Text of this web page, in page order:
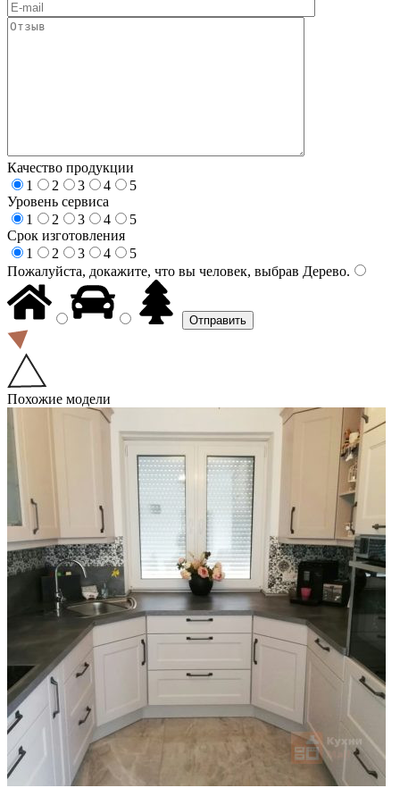
Качество продукции
1
2 3 4
5
Уровень сервиса
1
2 3 4
5
Срок изготовления
1
2 3 4
5
Пожалуйста, докажите, что вы человек, выбрав Дерево.
Похожие модели